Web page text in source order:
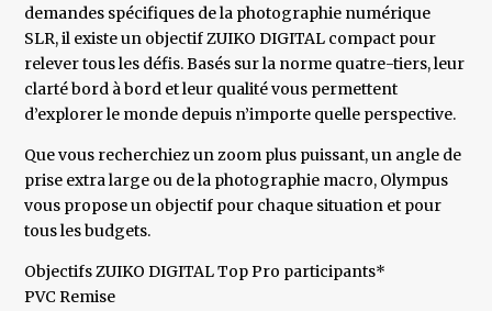
demandes spécifiques de la photographie numérique
SLR, il existe un objectif ZUIKO DIGITAL compact pour
relever tous les défis. Basés sur la norme quatre-tiers, leur
clarté bord à bord et leur qualité vous permettent
d’explorer le monde depuis n’importe quelle perspective.
Que vous recherchiez un zoom plus puissant, un angle de
prise extra large ou de la photographie macro, Olympus
vous propose un objectif pour chaque situation et pour
tous les budgets.
Objectifs ZUIKO DIGITAL Top Pro participants*
PVC Remise